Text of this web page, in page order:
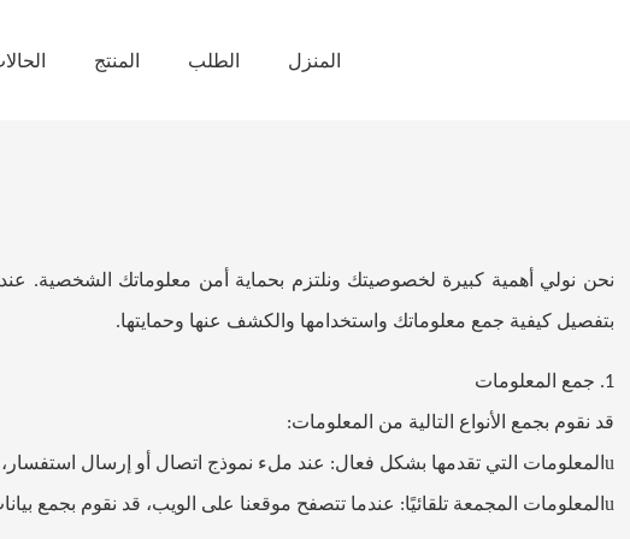
المنزل الطلب المنتج
نحن نولي أهمية كبيرة لخصوصيتك ونلتزم بحماية أمن معلوماتك الشخصية.
بتفصيل كيفية جمع معلوماتك واستخدامها والكشف عنها وحمايتها.
1.
جمع المعلومات
قد نقوم بجمع الأنواع التالية من المعلومات:
u المعلومات التي تقدمها بشكل فعال: عند ملء نموذج اتصال أو إرسال
u المعلومات المجمعة تلقائيًا: عندما تتصفح موقعنا على الويب، قد نقوم بجمع